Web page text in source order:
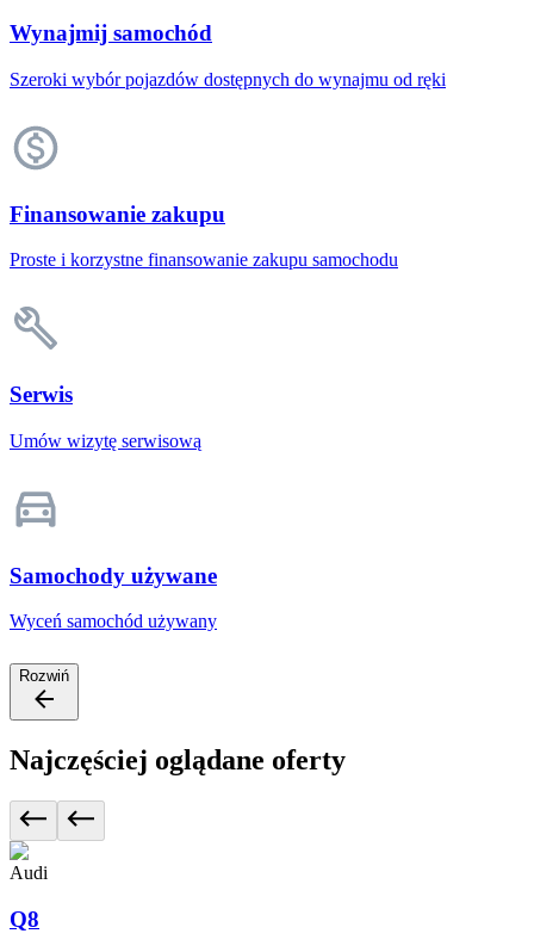
Wynajmij samochód
Szeroki wybór pojazdów dostępnych do wynajmu od ręki
Finansowanie zakupu
Proste i korzystne finansowanie zakupu samochodu
Serwis
Umów wizytę serwisową
Samochody używane
Wyceń samochód używany
Rozwiń
Najczęściej oglądane oferty
Audi
Q8